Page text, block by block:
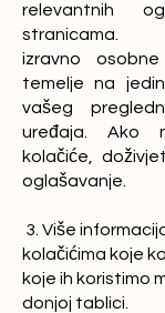
relevantnih
stranicama.
izravno
temelje na
vašeg
uređaja. Ako
kolačiće,
oglašavanje.
3. Više
kolačićima koje
koje ih koristimo
donjoj tablici.